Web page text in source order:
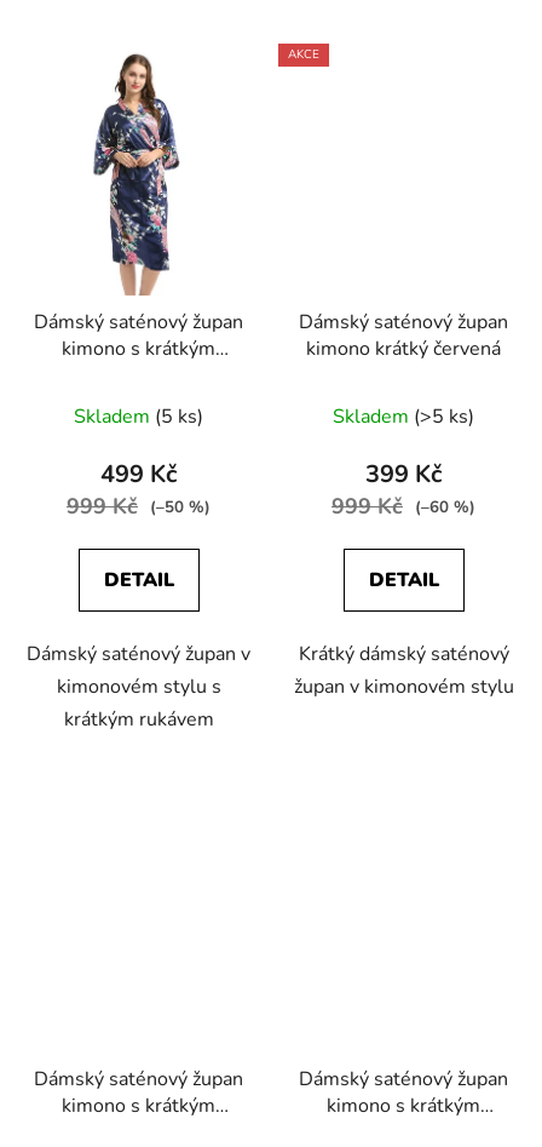
Dámský saténový župan
kimono s krátkým
Skladem (5 ks)
499 Kč
999 Kč (–50 %)
DETAIL
Dámský saténový župan v
kimonovém stylu s
krátkým rukávem
AKCE
Dámský saténový župan
kimono krátký červená
Skladem (>5 ks)
399 Kč
999 Kč (–60 %)
DETAIL
Krátký dámský saténový
župan v kimonovém stylu
Dámský saténový župan
kimono s krátkým
Dámský saténový župan
kimono s krátkým